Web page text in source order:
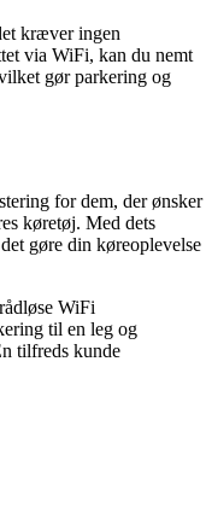
kræver ingen
via WiFi, kan du nemt
gør parkering og
for dem, der ønsker
køretøj. Med dets
gøre din køreoplevelse
WiFi
til en leg og
tilfreds kunde